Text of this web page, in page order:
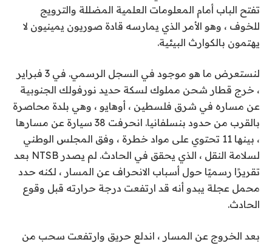
تفتح الباب أمام المعلومات العلمية المضللة والترويج
للخوف ، وهو الأمر الذي يمارسه قادة صوريون يمينيون لا
يهتمون بالكوارث البيئية.
لنستعرض ما هو موجود في السجل الرسمي. في 3 فبراير
، خرج قطار شحن مملوك لسكة حديد نورفولك الجنوبية
عن مساره في شرق فلسطين ، أوهايو ، وهي بلدة محاصرة
بالقرب من حدود بنسلفانيا. انحرفت 38 سيارة عن مسارها
، بينها 11 تحتوي على مواد خطرة ،
وفق المجلس الوطني
لسلامة النقل ، الذي يحقق في الحادث. لم يصدر NTSB بعد
تقريرًا رسميًا حول أسباب الانحراف عن المسار ، لكنه حدد
محمل عجلة يبدو أنه قد ارتفعت درجة حرارته قبل وقوع
الحادث.
بعد الخروج عن المسار ، اندلع حريق وارتفعت سحب من